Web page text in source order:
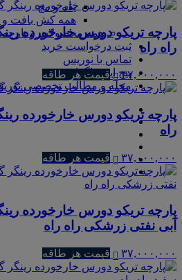
یقه و مچ
همه کش بافت و
همه محصولات و پارچه
ثبت درخواست خرید
تماس با نوریس
پیج اینستاگرام
مجله و مطالب تخصصی
پارچه تریکو دورس خارخورده
راه راه
۳۷,۰۰۰,۰۰۰ قیمت هر طاقه
پارچه تریکو دورس خارخورده
راه
۳۷,۰۰۰,۰۰۰ قیمت هر طاقه
پارچه تریکو دورس خارخورده
آبی نفتی زرشکی راه راه
۳۷,۰۰۰,۰۰۰ قیمت هر طاقه